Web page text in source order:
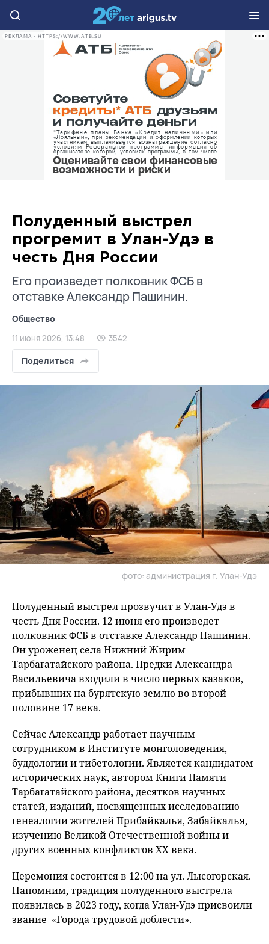
РЕКЛАМА • HTTPS://WWW.ATB.SU
Полуденный выстрел
прогремит в Улан-Удэ в
честь Дня России
Его произведет полковник ФСБ в
отставке Александр Пашинин.
Общество
11 июня 2026, 13:48 3542
Поделиться
фото: администрация г. Улан-Удэ
Полуденный выстрел прозвучит в Улан-Удэ в
честь Дня России. 12 июня его произведет
полковник ФСБ в отставке Александр Пашинин.
Он уроженец села Нижний Жирим
Тарбагатайского района. Предки Александра
Васильевича входили в число первых казаков,
прибывших на бурятскую землю во второй
половине 17 века.
Сейчас Александр работает научным
сотрудником в Институте монголоведения,
буддологии и тибетологии. Является кандидатом
исторических наук, автором Книги Памяти
Тарбагатайского района, десятков научных
статей, изданий, посвященных исследованию
генеалогии жителей Прибайкалья, Забайкалья,
изучению Великой Отечественной войны и
других военных конфликтов ХХ века.
Церемония состоится в 12:00 на ул. Лысогорская.
Напомним, традиция полуденного выстрела
появилась в 2023 году, когда Улан-Удэ присвоили
звание «Города трудовой доблести».